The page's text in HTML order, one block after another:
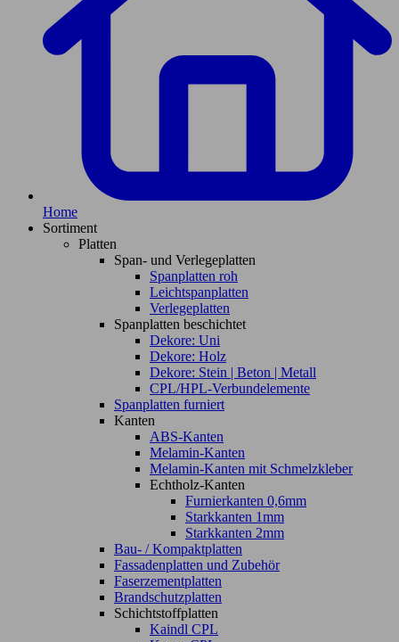
Home
Sortiment
Platten
Span- und Verlegeplatten
Spanplatten roh
Leichtspanplatten
Verlegeplatten
Spanplatten beschichtet
Dekore: Uni
Dekore: Holz
Dekore: Stein | Beton | Metall
CPL/HPL-Verbundelemente
Spanplatten furniert
Kanten
ABS-Kanten
Melamin-Kanten
Melamin-Kanten mit Schmelzkleber
Echtholz-Kanten
Furnierkanten 0,6mm
Starkkanten 1mm
Starkkanten 2mm
Bau- / Kompaktplatten
Fassadenplatten und Zubehör
Faserzementplatten
Brandschutzplatten
Schichtstoffplatten
Kaindl CPL